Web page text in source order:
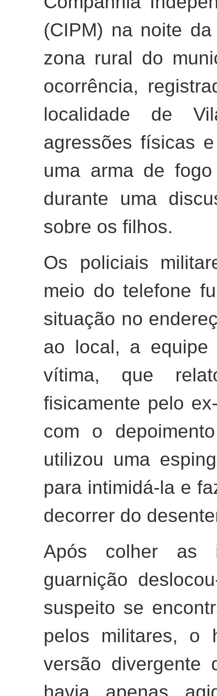
(CIPM) na noite
zona rural do
ocorrência,
localidade de
agressões físicas
uma arma de
durante uma
sobre os filhos.
Os policiais
meio do telefone
situação no
ao local, a equipe
vítima, que
fisicamente pelo
com o
utilizou uma
para intimidá-la e
decorrer do
Após colher as
guarnição
suspeito se
pelos militares, o
versão divergente